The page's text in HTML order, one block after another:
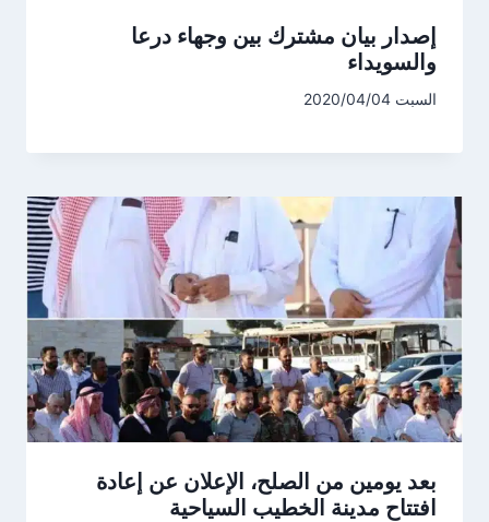
إصدار بيان مشترك بين وجهاء درعا
والسويداء
السبت 2020/04/04
بعد يومين من الصلح، الإعلان عن إعادة
افتتاح مدينة الخطيب السياحية